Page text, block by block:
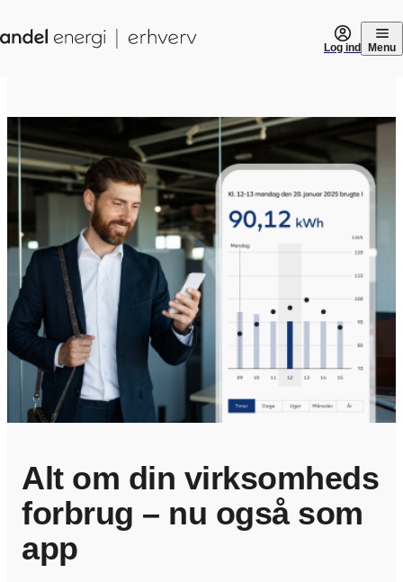
Log ind Menu
Alt om din virksomheds
forbrug – nu også som
app